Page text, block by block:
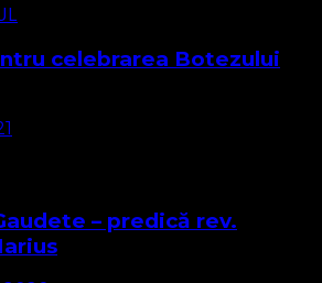
celebrarea Botezului
– predică rev.